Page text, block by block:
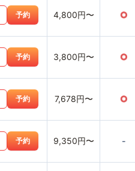
予約 4,800円〜 ○
予約 3,800円〜 ○
予約 7,678円〜 ○
予約 9,350円〜 -